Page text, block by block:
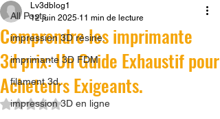
All Posts
impression 3D résine.
imprimante 3D FDM
filament 3d,
impression 3D en ligne
Comprendre les imprimante
3d prix: Un Guide Exhaustif pour
Acheteurs Exigeants.
Lv3dblog1
12 juin 2025 11 min de lecture
Noté NaN étoiles sur 5.